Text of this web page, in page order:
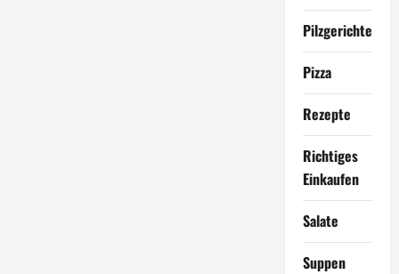
Pilzgerichte
Pizza
Rezepte
Richtiges
Einkaufen
Salate
Suppen